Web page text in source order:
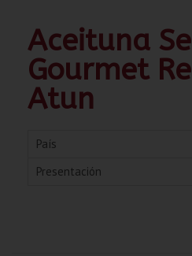
Aceituna
Gourmet
Atun
País
Presentación